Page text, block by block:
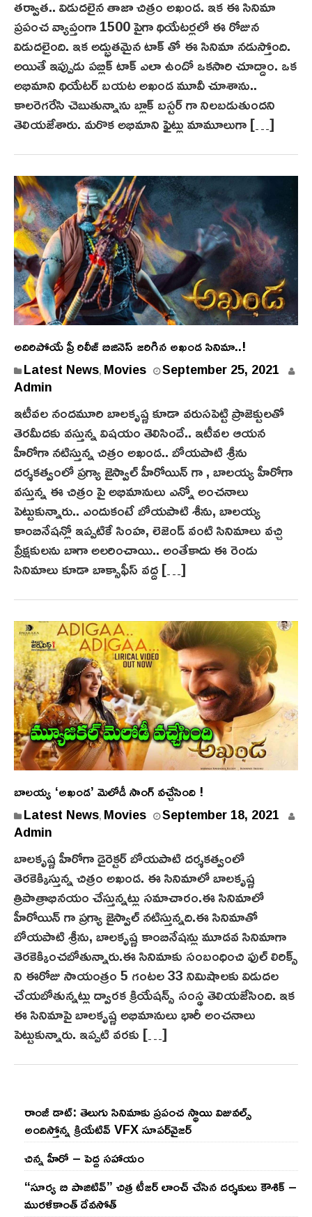
e
m
b
e
r
2
,
2
0
తర్వాత.. విడుదలైన తాజా చిత్రం అఖండ. ఇక ఈ సినిమా
ప్రపంచ వ్యాప్తంగా 1500 పైగా థియేటర్లలో ఈ రోజున
విడుదలైంది. ఇక అద్భుతమైన టాక్ తో ఈ సినిమా నడుస్తోంది.
అయితే ఇప్పుడు పబ్లిక్ టాక్ ఎలా ఉందో ఒకసారి చూద్దాం. ఒక
అభిమాని థియేటర్ బయట అఖండ మూవీ చూశాను..
కాలరెగరేసి చెబుతున్నాను బ్లాక్ బస్టర్ గా నిలబడుతుందని
తెలియజేశారు. మరొక అభిమాని ఫైట్లు మామూలుగా […]
అదిరిపోయే ప్రీ రిలీజ్ బిజినెస్ జరిగిన అఖండ సినిమా..!
Latest News, Movies September 25, 2021
Admin
ఇటీవల నందమూరి బాలకృష్ణ కూడా వరుసపెట్టి ప్రాజెక్టులతో
తెరమీదకు వస్తున్న విషయం తెలిసిందే.. ఇటీవల ఆయన
హీరోగా నటిస్తున్న చిత్రం అఖండ.. బోయపాటి శ్రీను
దర్శకత్వంలో ప్రగ్యా జైస్వాల్ హీరోయిన్ గా , బాలయ్య హీరోగా
వస్తున్న ఈ చిత్రం పై అభిమానులు ఎన్నో అంచనాలు
పెట్టుకున్నారు.. ఎందుకంటే బోయపాటి శీను, బాలయ్య
కాంబినేషన్లో ఇప్పటికే సింహ, లెజెండ్ వంటి సినిమాలు వచ్చి
ప్రేక్షకులను బాగా అలరించాయి.. అంతేకాదు ఈ రెండు
సినిమాలు కూడా బాక్సాఫీస్ వద్ద […]
బాలయ్య ‘అఖండ’ మెలోడీ సాంగ్ వచ్చేసింది !
Latest News, Movies September 18, 2021
e
r
8
,
2
Admin
బాలకృష్ణ హీరోగా డైరెక్టర్ బోయపాటి దర్శకత్వంలో
తెరకెక్కిస్తున్న చిత్రం అఖండ. ఈ సినిమాలో బాలకృష్ణ
త్రిపాత్రాభినయం చేస్తున్నట్లు సమాచారం.ఈ సినిమాలో
హీరోయిన్ గా ప్రగ్యా జైస్వాల్ నటిస్తున్నది.ఈ సినిమాతో
బోయపాటి శ్రీను, బాలకృష్ణ కాంబినేషన్లు మూడవ సినిమాగా
తెరకెక్కించబోతున్నారు.ఈ సినిమాకు సంబంధించి ఫుల్ లిరిక్స్
ని ఈరోజు సాయంత్రం 5 గంటల 33 నిమిషాలకు విడుదల
చేయబోతున్నట్లు ద్వారక క్రియేషన్స్ సంస్థ తెలియజేసింది. ఇక
ఈ సినిమాపై బాలకృష్ణ అభిమానులు భారీ అంచనాలు
పెట్టుకున్నారు. ఇప్పటి వరకు […]
రాంజీ డాట్: తెలుగు సినిమాకు ప్రపంచ స్థాయి విజువల్స్
అందిస్తోన్న క్రియేటివ్ VFX సూపర్‌వైజర్
చిన్న హీరో – పెద్ద సహాయం
“సూర్య బి పాజిటివ్” చిత్ర టీజర్ లాంచ్ చేసిన‌ దర్శకులు కౌశిక్ –
మురళీకాంత్ దేవసోత్